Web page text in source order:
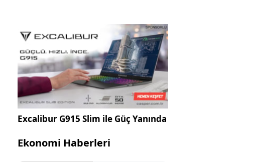
Excalibur G915 Slim ile Güç Yanında
Ekonomi Haberleri